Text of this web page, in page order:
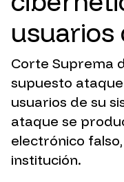
usuarios
Corte Suprema
supuesto
usuarios de su
ataque se
electrónico
institución.